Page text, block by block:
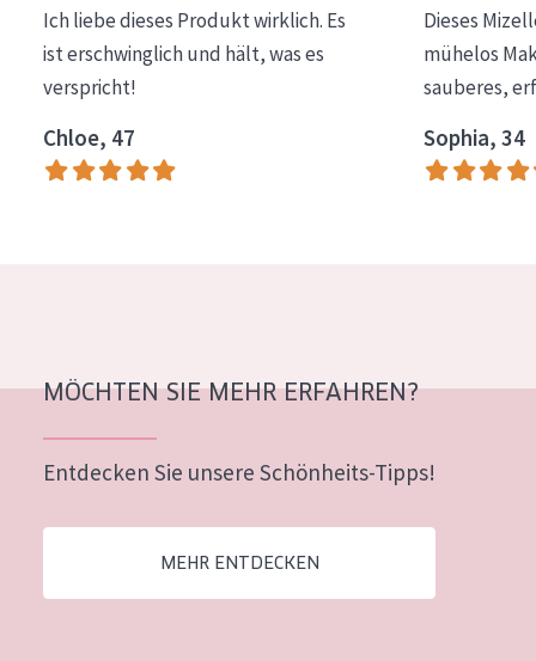
Ich liebe dieses Produkt wirklich. Es
ist erschwinglich und hält, was es
verspricht!
Chloe, 47
Dieses
mühelos
sauberes,
Sophia, 34
MÖCHTEN SIE MEHR ERFAHREN?
Entdecken Sie unsere Schönheits-Tipps!
MEHR ENTDECKEN